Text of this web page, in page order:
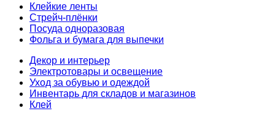
Клейкие ленты
Стрейч-плёнки
Посуда одноразовая
Фольга и бумага для выпечки
Декор и интерьер
Электротовары и освещение
Уход за обувью и одеждой
Инвентарь для складов и магазинов
Клей